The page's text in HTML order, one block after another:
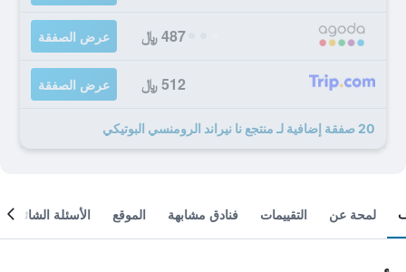
487 ﷼ عرض الصفقة
512 ﷼ عرض الصفقة
20 صفقة إضافية لـ منتجع نا نيراند الرومنسي البوتيكي
لمحة عن التقييمات فنادق مشابهة الموقع الأسئلة الشائعة